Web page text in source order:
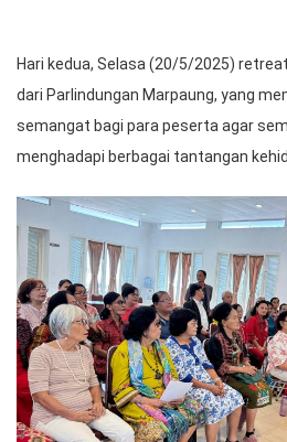
Hari kedua, Selasa (20/5/2025)
dari Parlindungan Marpaung, yang
semangat bagi para peserta agar
menghadapi berbagai tantangan